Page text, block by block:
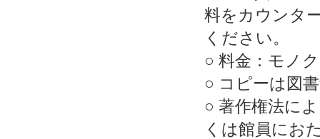
料をカウンタ
ください。
○ 料金：モノ
○ コピーは図
○ 著作権法に
くは館員にお